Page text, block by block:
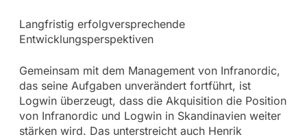
Langfristig erfolgversprechende
Entwicklungsperspektiven
Gemeinsam mit dem Management von Infranordic,
das seine Aufgaben unverändert fortführt, ist
Logwin überzeugt, dass die Akquisition die Position
von Infranordic und Logwin in Skandinavien weiter
stärken wird. Das unterstreicht auch Henrik